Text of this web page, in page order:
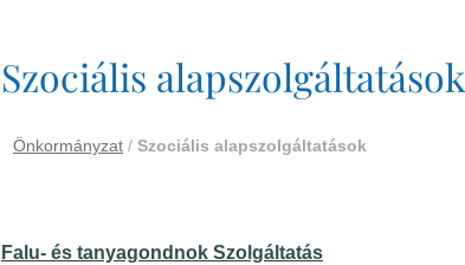
Szociális alapszolgáltatások
Önkormányzat / Szociális alapszolgáltatások
Falu- és tanyagondnok Szolgáltatás